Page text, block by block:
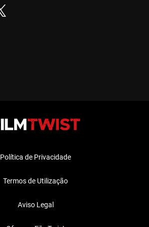
Política de Privacidade
Termos de Utilização
Aviso Legal